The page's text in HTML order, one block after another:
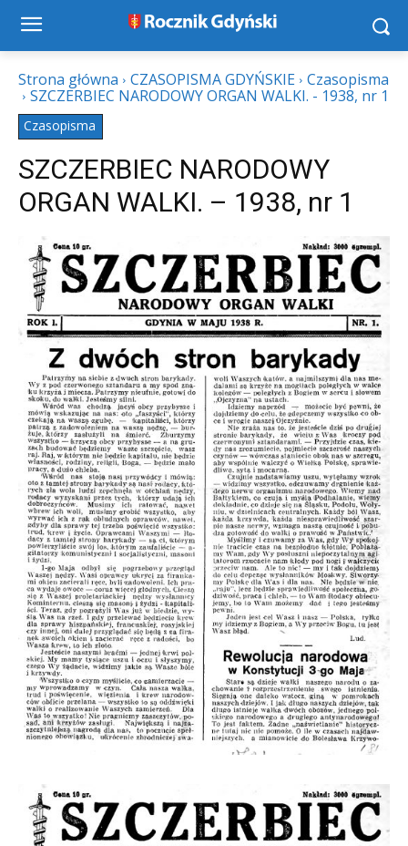
Strona główna CZASOPISMA GDYŃSKIE Czasopisma
SZCZERBIEC NARODOWY ORGAN WALKI. - 1938, nr 1
Czasopisma
SZCZERBIEC NARODOWY
ORGAN WALKI. – 1938, nr 1